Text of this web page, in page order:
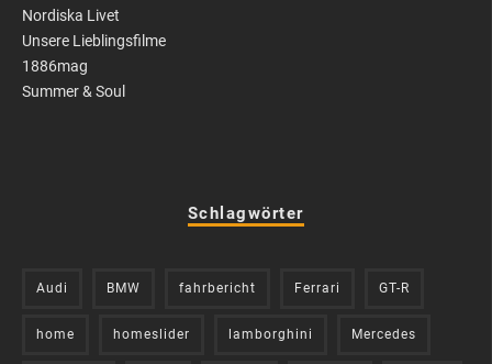
Nordiska Livet
Unsere Lieblingsfilme
1886mag
Summer & Soul
Schlagwörter
Audi BMW fahrbericht Ferrari GT-R
home homeslider lamborghini Mercedes